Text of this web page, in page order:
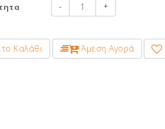
- +
Καλάθι Άμεση Αγορά